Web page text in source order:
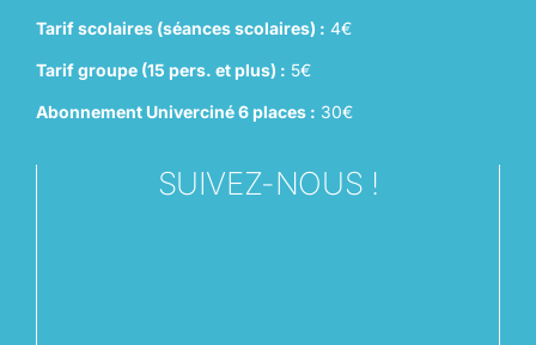
Tarif scolaires (séances scolaires) : 4€
Tarif groupe (15 pers. et plus) : 5€
Abonnement Univerciné 6 places : 30€
SUIVEZ-NOUS !